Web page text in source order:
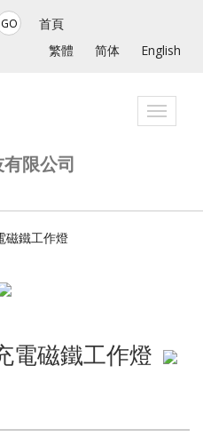
GO
首頁
繁體
简体 English
Toggle
限公司
磁鐵工作燈
電磁鐵工作燈